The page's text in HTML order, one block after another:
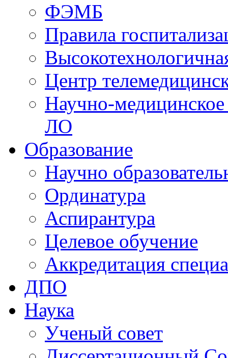
ФЭМБ
Правила
Центр
Научно-
ЛО
Образование
Научно
Ординатура
Аспирантура
Целевое обучение
Аккредитация
ДПО
Наука
Ученый совет